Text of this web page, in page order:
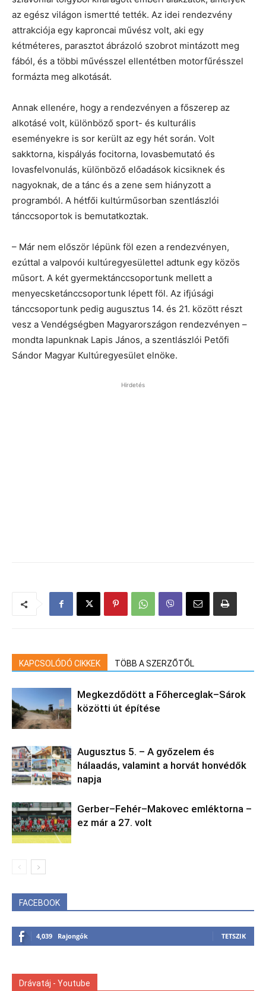
az egész világon ismertté tették. Az idei rendezvény
attrakciója egy kaproncai művész volt, aki egy
kétméteres, parasztot ábrázoló szobrot mintázott meg
fából, és a többi művésszel ellentétben motorfűrésszel
formázta meg alkotását.
Annak ellenére, hogy a rendezvényen a főszerep az
alkotásé volt, különböző sport- és kulturális
eseményekre is sor került az egy hét során. Volt
sakktorna, kispályás focitorna, lovasbemutató és
lovasfelvonulás, különböző előadások kicsiknek és
nagyoknak, de a tánc és a zene sem hiányzott a
programból. A hétfői kultúrműsorban szentlászlói
tánccsoportok is bemutatkoztak.
– Már nem először lépünk föl ezen a rendezvényen,
ezúttal a valpovói kultúregyesülettel adtunk egy közös
műsort. A két gyermektánccsoportunk mellett a
menyecsketánccsoportunk lépett föl. Az ifjúsági
tánccsoportunk pedig augusztus 14. és 21. között részt
vesz a Vendégségben Magyarországon rendezvényen –
mondta lapunknak Lapis János, a szentlászlói Petőfi
Sándor Magyar Kultúregyesület elnöke.
Hirdetés
KAPCSOLÓDÓ CIKKEK TÖBB A SZERZŐTŐL
Megkezdődött a Főherceglak–Sárok
közötti út építése
Augusztus 5. – A győzelem és
hálaadás, valamint a horvát honvédők
napja
Gerber–Fehér–Makovec emléktorna –
ez már a 27. volt
FACEBOOK
4,039 Rajongók TETSZIK
Drávatáj - Youtube